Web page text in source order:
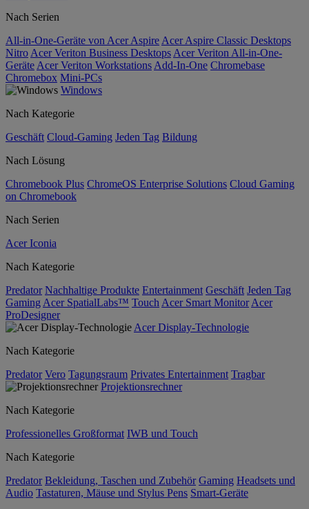
Nach Serien
All-in-One-Geräte von Acer Aspire Acer Aspire Classic Desktops
Nitro Acer Veriton Business Desktops Acer Veriton All-in-One-
Geräte Acer Veriton Workstations Add-In-One Chromebase
Chromebox Mini-PCs
Windows
Nach Kategorie
Geschäft Cloud-Gaming Jeden Tag Bildung
Nach Lösung
Chromebook Plus ChromeOS Enterprise Solutions Cloud Gaming
on Chromebook
Nach Serien
Acer Iconia
Nach Kategorie
Predator Nachhaltige Produkte Entertainment Geschäft Jeden Tag
Gaming Acer SpatialLabs™ Touch Acer Smart Monitor Acer
ProDesigner
Acer Display-Technologie
Nach Kategorie
Predator Vero Tagungsraum Privates Entertainment Tragbar
Projektionsrechner
Nach Kategorie
Professionelles Großformat IWB und Touch
Nach Kategorie
Predator Bekleidung, Taschen und Zubehör Gaming Headsets und
Audio Tastaturen, Mäuse und Stylus Pens Smart-Geräte